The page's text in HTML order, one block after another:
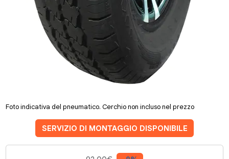
Foto indicativa del pneumatico. Cerchio non incluso nel prezzo
SERVIZIO DI MONTAGGIO DISPONIBILE